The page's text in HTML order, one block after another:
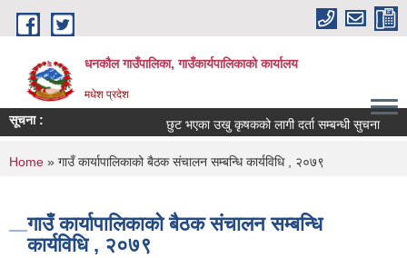
Skip to main content
धनकौल गाउँपालिका, गाउँकार्यपालिकाको कार्यालय
मधेश प्रदेश
सूचना : छुट भएका उखु कृषकको लागी दर्ता सम्बन्धी सुचना
You are here
Home » गाउँ कार्यापालिकाको बैठक संचालन सम्बन्धि कार्यविधि , २०७९
गाउँ कार्यापालिकाको बैठक संचालन सम्बन्धि
कार्यविधि , २०७९